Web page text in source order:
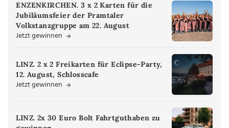
ENZENKIRCHEN. 3 x 2 Karten für die
Jubiläumsfeier der Pramtaler
Volkstanzgruppe am 22. August
Jetzt gewinnen
LINZ. 2 x 2 Freikarten für Eclipse-Party,
12. August, Schlosscafe
Jetzt gewinnen
LINZ. 2x 30 Euro Bolt Fahrtguthaben zu